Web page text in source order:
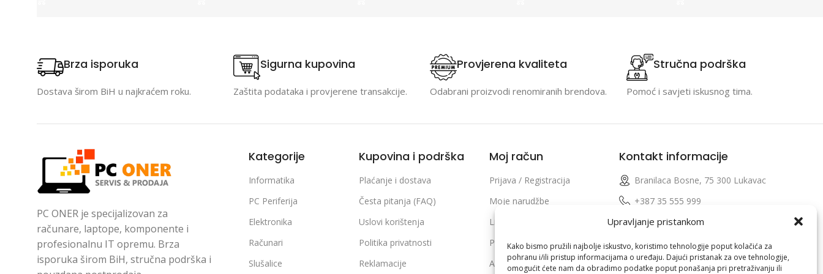
Upravljanje pristankom
Kako bismo pružili najbolje iskustvo, koristimo tehnologije poput kolačića za
pohranu i/ili pristup informacijama o uređaju. Dajući pristanak za ove tehnologije,
omogućit ćete nam da obradimo podatke poput ponašanja pri pretraživanju ili
Brza isporuka
Dostava širom BiH u najkraćem roku.
Sigurna kupovina
Zaštita podataka i provjerene transakcije.
Provjerena kvaliteta
Odabrani proizvodi renomiranih brendova.
Stručna podrška
Pomoć i savjeti iskusnog tima.
PC ONER je specijalizovan za
računare, laptope, komponente i
profesionalnu IT opremu. Brza
isporuka širom BiH, stručna podrška i
Kategorije
Informatika
PC Periferija
Elektronika
Računari
Slušalice
Kupovina i podrška
Plaćanje i dostava
Česta pitanja (FAQ)
Uslovi korištenja
Politika privatnosti
Reklamacije
Moj račun
Prijava / Registracija
Moje narudžbe
Lista želja
Poređenje proizvoda
Adrese i podaci profila
Kontakt informacije
Branilaca Bosne, 75 300 Lukavac
+387 35 555 999
info@pconer.ba
ID: 4210115760008
PDV : 210115760008